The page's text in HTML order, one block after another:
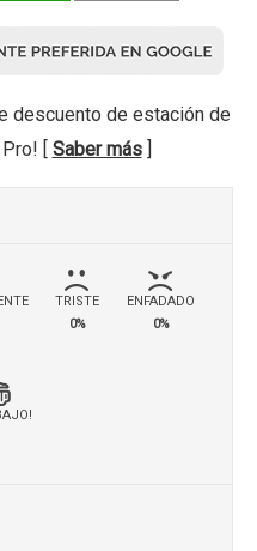
descuento de estación de
[ Saber más]
TRISTE
0%
ENFADADO
0%